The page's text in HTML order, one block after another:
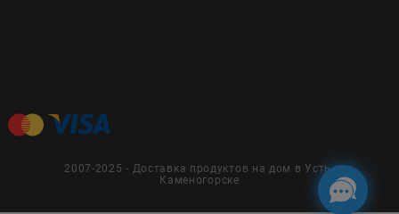
2007-2025 - Доставка продуктов на дом в Усть-
Каменогорске